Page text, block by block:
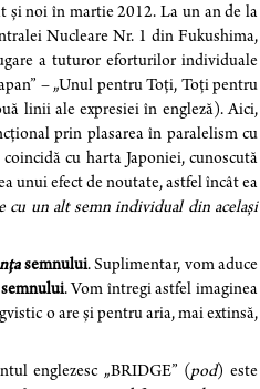
și noi în martie 2012. La un an de la
Nucleare Nr. 1 din Fukushima,
a tuturor eforturilor individuale
– „Unul pentru Toți, Toți pentru
linii ale expresiei în engleză). Aici,
prin plasarea în paralelism cu
cu harta Japoniei, cunoscută
unui efect de noutate, astfel încât ea
cu un alt semn individual din același
semnului. Suplimentar, vom aduce
semnului. Vom întregi astfel imaginea
o are și pentru aria, mai extinsă,
englezesc „BRIDGE” (pod) este